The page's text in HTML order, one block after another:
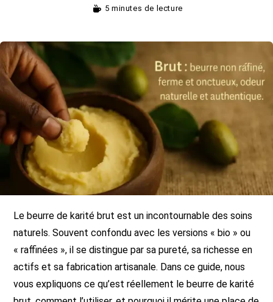
5 minutes de lecture
Le beurre de karité brut est un incontournable des soins
naturels. Souvent confondu avec les versions « bio » ou
« raffinées », il se distingue par sa pureté, sa richesse en
actifs et sa fabrication artisanale. Dans ce guide, nous
vous expliquons ce qu’est réellement le beurre de karité